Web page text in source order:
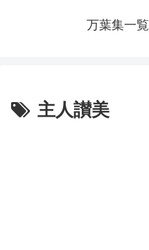
万葉集一
主人讃美